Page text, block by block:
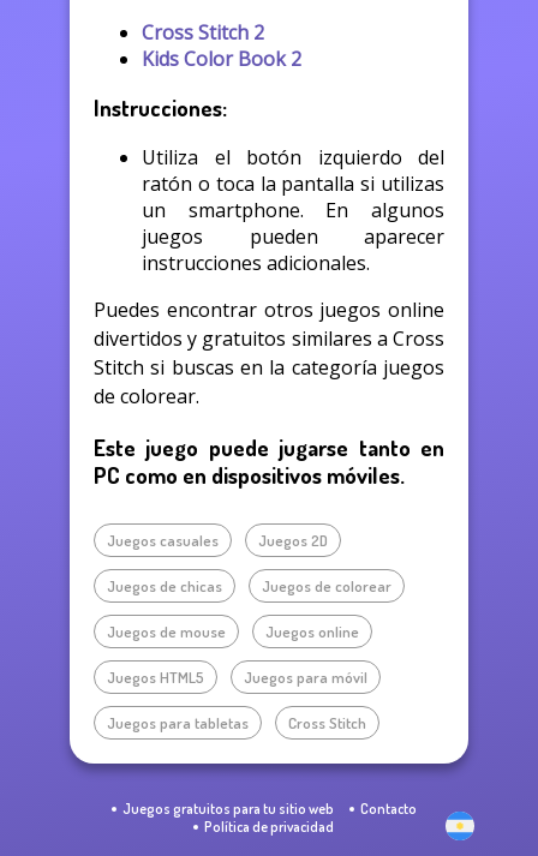
Cross Stitch 2
Kids Color Book 2
Instrucciones:
Utiliza el botón izquierdo del
ratón o toca la pantalla si utilizas
un smartphone. En algunos
juegos pueden aparecer
instrucciones adicionales.
Puedes encontrar otros juegos online
divertidos y gratuitos similares a Cross
Stitch si buscas en la categoría juegos
de colorear.
Este juego puede jugarse tanto en
PC como en dispositivos móviles.
Juegos casuales Juegos 2D
Juegos de chicas Juegos de colorear
Juegos de mouse Juegos online
Juegos HTML5 Juegos para móvil
Juegos para tabletas Cross Stitch
Juegos gratuitos para tu sitio web
Contacto
Política de privacidad